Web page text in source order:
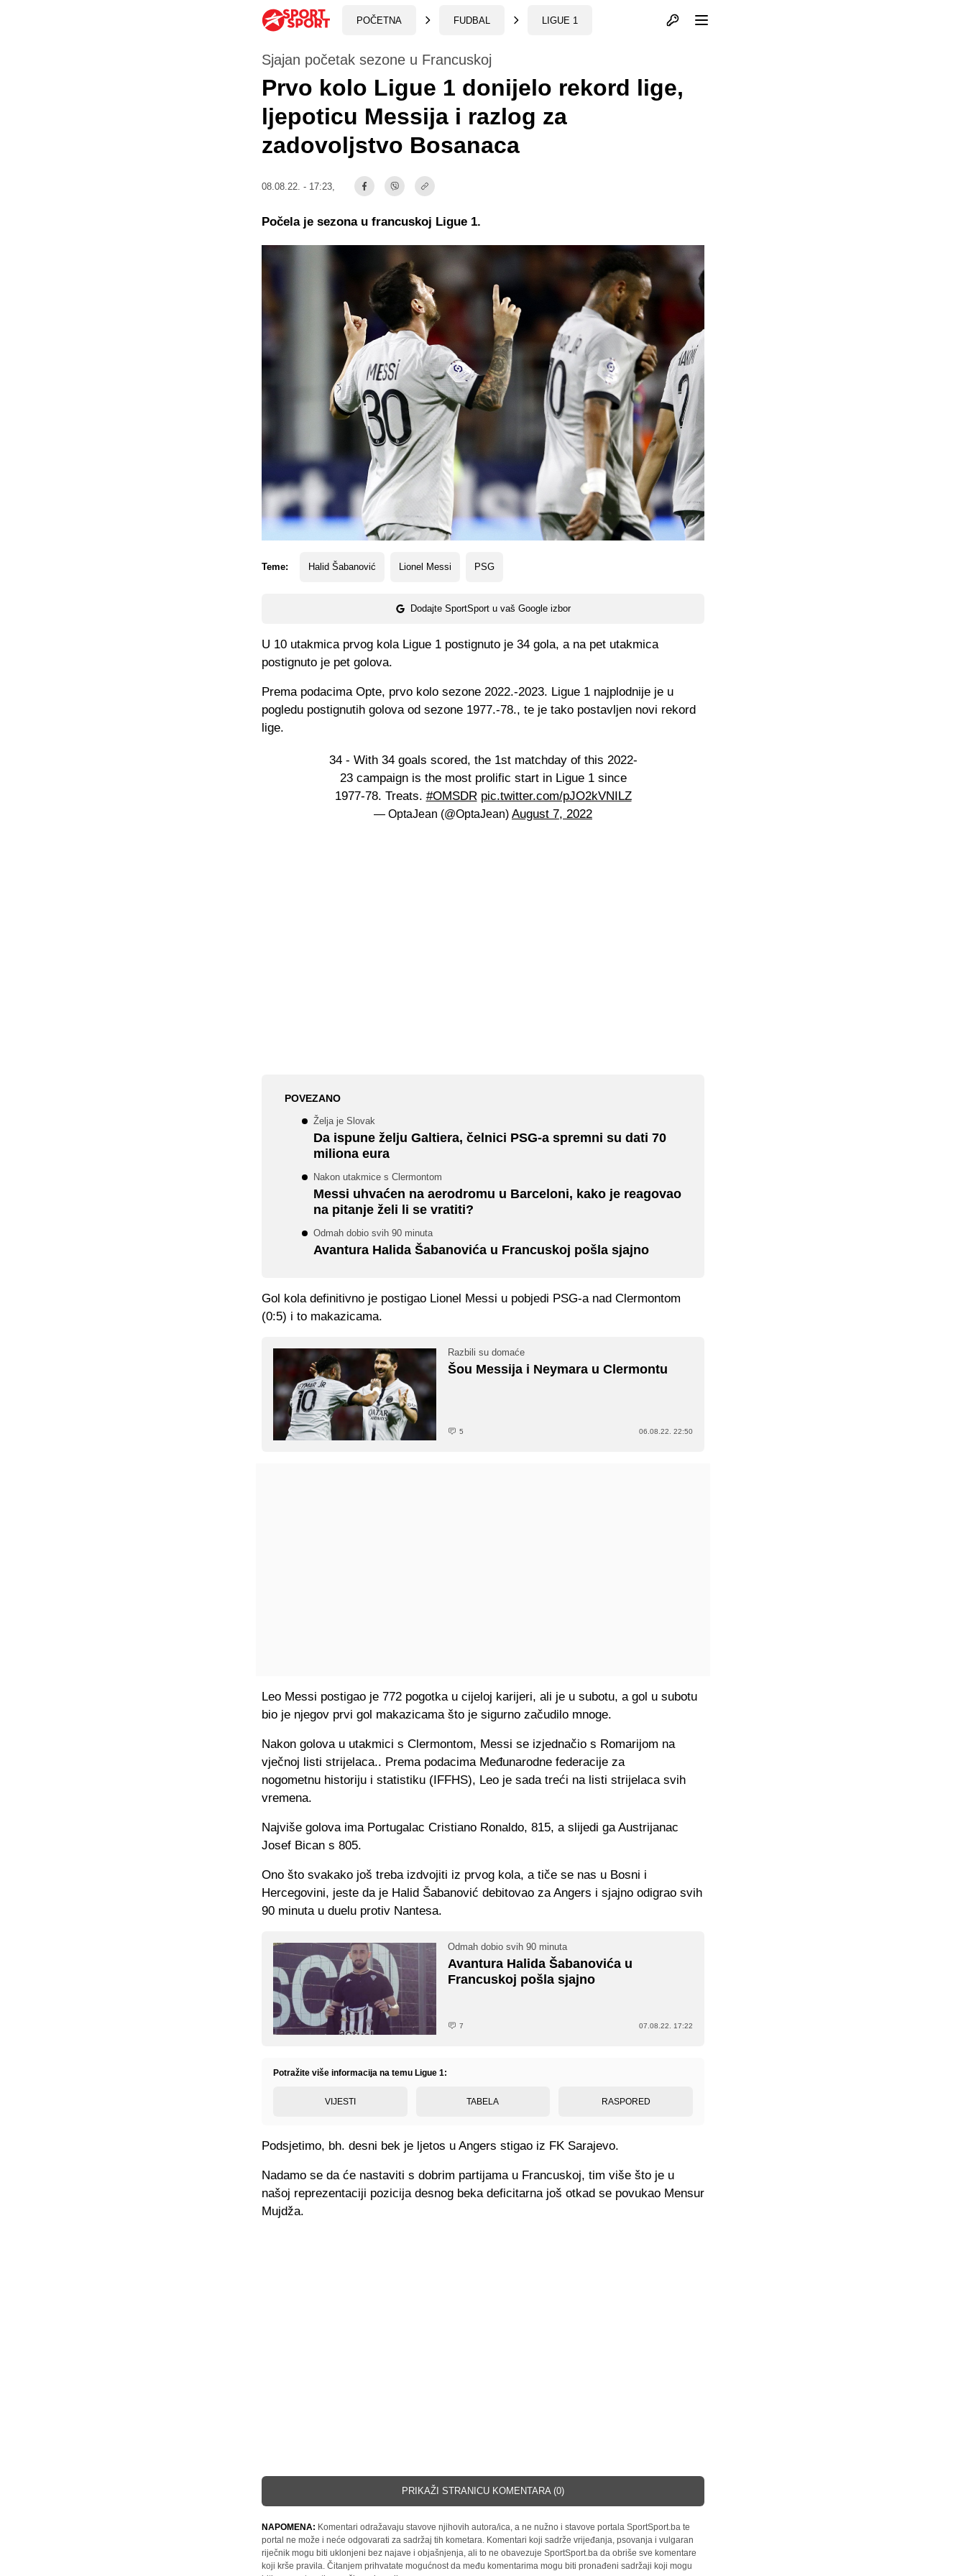
POČETNA FUDBAL LIGUE 1 Otvori profil
Sjajan početak sezone u Francuskoj
Prvo kolo Ligue 1 donijelo rekord lige,
ljepoticu Messija i razlog za
zadovoljstvo Bosanaca
08.08.22. - 17:23,
Teme: Halid Šabanović Lionel Messi PSG
Dodajte SportSport u vaš Google izbor
Počela je sezona u francuskoj Ligue 1.
U 10 utakmica prvog kola Ligue 1 postignuto je 34 gola, a na pet utakmica
postignuto je pet golova.
Prema podacima Opte, prvo kolo sezone 2022.-2023. Ligue 1 najplodnije je u
pogledu postignutih golova od sezone 1977.-78., te je tako postavljen novi rekord
lige.
34 - With 34 goals scored, the 1st matchday of this 2022-
23 campaign is the most prolific start in Ligue 1 since
1977-78. Treats. #OMSDR pic.twitter.com/pJO2kVNILZ
— OptaJean (@OptaJean) August 7, 2022
POVEZANO
Želja je Slovak
Da ispune želju Galtiera, čelnici PSG-a spremni su dati 70
miliona eura
Nakon utakmice s Clermontom
Messi uhvaćen na aerodromu u Barceloni, kako je reagovao
na pitanje želi li se vratiti?
Odmah dobio svih 90 minuta
Avantura Halida Šabanovića u Francuskoj pošla sjajno
Gol kola definitivno je postigao Lionel Messi u pobjedi PSG-a nad Clermontom
(0:5) i to makazicama.
Razbili su domaće
Šou Messija i Neymara u Clermontu
5 06.08.22. 22:50
Leo Messi postigao je 772 pogotka u cijeloj karijeri, ali je u subotu, a gol u subotu
bio je njegov prvi gol makazicama što je sigurno začudilo mnoge.
Nakon golova u utakmici s Clermontom, Messi se izjednačio s Romarijom na
vječnoj listi strijelaca.. Prema podacima Međunarodne federacije za
nogometnu historiju i statistiku (IFFHS), Leo je sada treći na listi strijelaca svih
vremena.
Najviše golova ima Portugalac Cristiano Ronaldo, 815, a slijedi ga Austrijanac
Josef Bican s 805.
Ono što svakako još treba izdvojiti iz prvog kola, a tiče se nas u Bosni i
Hercegovini, jeste da je Halid Šabanović debitovao za Angers i sjajno odigrao svih
90 minuta u duelu protiv Nantesa.
Odmah dobio svih 90 minuta
Avantura Halida Šabanovića u
Francuskoj pošla sjajno
7 07.08.22. 17:22
Potražite više informacija na temu Ligue 1:
VIJESTI TABELA RASPORED
Podsjetimo, bh. desni bek je ljetos u Angers stigao iz FK Sarajevo.
Nadamo se da će nastaviti s dobrim partijama u Francuskoj, tim više što je u
našoj reprezentaciji pozicija desnog beka deficitarna još otkad se povukao Mensur
Mujdža.
PRIKAŽI STRANICU KOMENTARA (0)
NAPOMENA: Komentari odražavaju stavove njihovih autora/ica, a ne nužno i stavove portala SportSport.ba te
portal ne može i neće odgovarati za sadržaj tih kometara. Komentari koji sadrže vrijeđanja, psovanja i vulgaran
riječnik mogu biti uklonjeni bez najave i objašnjenja, ali to ne obavezuje SportSport.ba da obriše sve komentare
koji krše pravila. Čitanjem prihvatate mogućnost da među komentarima mogu biti pronađeni sadržaji koji mogu